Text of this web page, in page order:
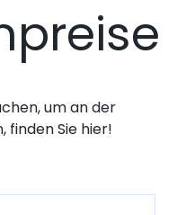
um an der
finden Sie hier!